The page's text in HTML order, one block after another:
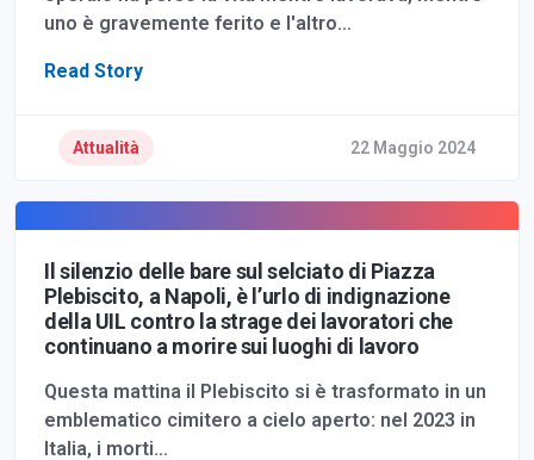
uno è gravemente ferito e l'altro…
Read Story
Attualità 22 Maggio 2024
Il silenzio delle bare sul selciato di Piazza
Plebiscito, a Napoli, è l’urlo di indignazione
della UIL contro la strage dei lavoratori che
continuano a morire sui luoghi di lavoro
Questa mattina il Plebiscito si è trasformato in un
emblematico cimitero a cielo aperto: nel 2023 in
Italia, i morti…